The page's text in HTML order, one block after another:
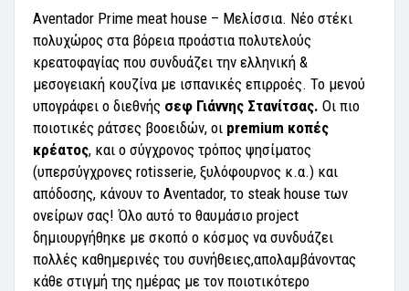
Aventador Prime meat house – Μελίσσια. Νέο στέκι
πολυχώρος στα βόρεια προάστια πολυτελούς
κρεατοφαγίας που συνδυάζει την ελληνική &
μεσογειακή κουζίνα με ισπανικές επιρροές. Το μενού
υπογράφει ο διεθνής σεφ Γιάννης Στανίτσας. Οι πιο
ποιοτικές ράτσες βοοειδών, οι premium κοπές
κρέατος, και ο σύγχρονος τρόπος ψησίματος
(υπερσύγχρονες rotisserie, ξυλόφουρνος κ.α.) και
απόδοσης, κάνουν το Aventador, το steak house των
ονείρων σας! Όλο αυτό το θαυμάσιο project
δημιουργήθηκε με σκοπό ο κόσμος να συνδυάζει
πολλές καθημερινές του συνήθειες,απολαμβάνοντας
κάθε στιγμή της ημέρας με τον ποιοτικότερο